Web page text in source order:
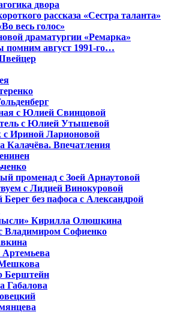
двора
рассказа «Сестра таланта»
весь голос»
драматургии «Ремарка»
август 1991-го…
с Юлией Свинцовой
с Юлией Утышевой
с Ириной Ларионовой
Калачёва. Впечатления
променад с Зоей Арнаутовой
с Лидией Винокуровой
без пафоса с Александрой
Кирилла Олюшкина
Владимиром Софиенко
Артемьева
Берштейн
Габалова